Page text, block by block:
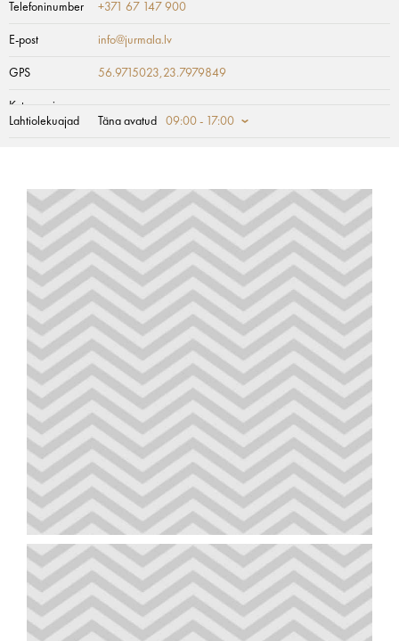
Telefoninumber +371 67 147 900
E-post info@jurmala.lv
GPS 56.9715023,23.7979849
Kategooria
Lahtiolekuajad
Täna avatud 09:00 - 17:00